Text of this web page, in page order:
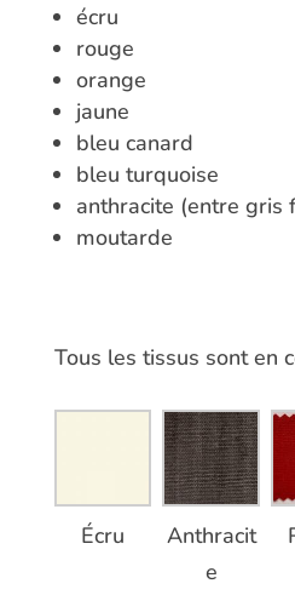
écru
rouge
orange
jaune
bleu canard
bleu turquoise
anthracite (entre gris
moutarde
Tous les tissus sont en
Écru
Anthracit
e